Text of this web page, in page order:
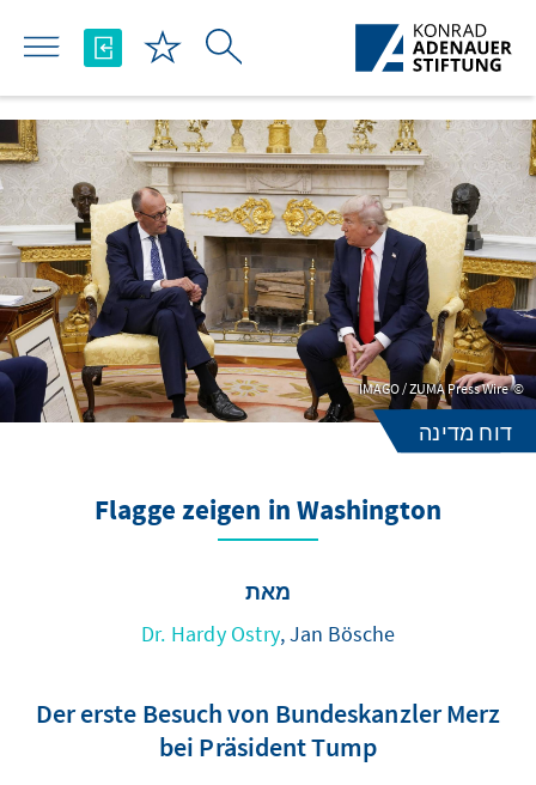
Skip to Main Content
IMAGO / ZUMA Press Wire
דוח מדינה
Flagge zeigen in Washington
מאת
Dr. Hardy Ostry, Jan Bösche
Der erste Besuch von Bundeskanzler Merz
bei Präsident Tump